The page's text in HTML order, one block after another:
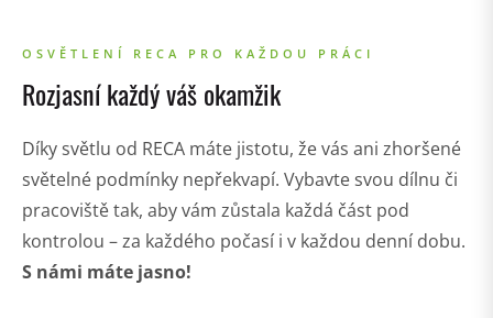
OSVĚTLENÍ RECA PRO KAŽDOU PRÁCI
Rozjasní každý váš okamžik
Díky světlu od RECA máte jistotu, že vás ani zhoršené
světelné podmínky nepřekvapí. Vybavte svou dílnu či
pracoviště tak, aby vám zůstala každá část pod
kontrolou – za každého počasí i v každou denní dobu.
S námi máte jasno!